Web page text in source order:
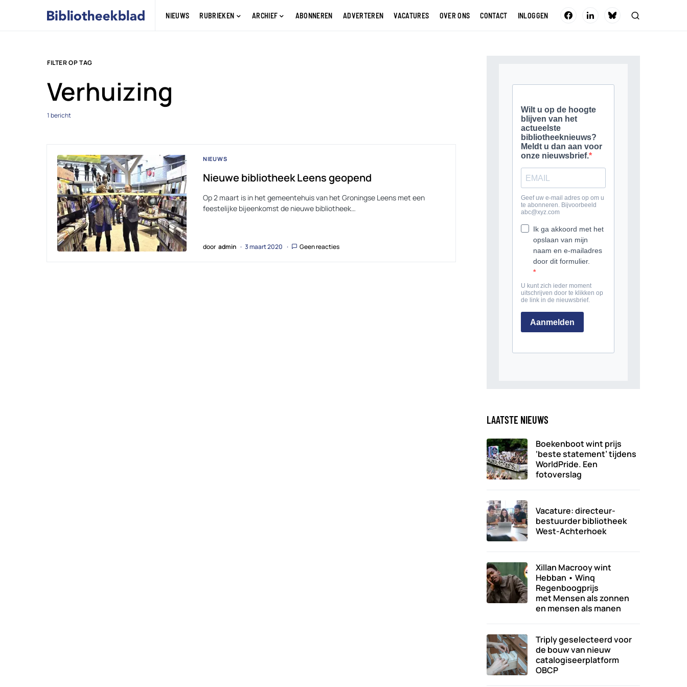
NIEUWS RUBRIEKEN ARCHIEF ABONNEREN ADVERTEREN VACATURES OVER ONS CONTACT INLOGGEN
FILTER OP TAG
Verhuizing
1 bericht
NIEUWS
Nieuwe bibliotheek Leens geopend
Op 2 maart is in het gemeentehuis van het Groningse Leens met een
feestelijke bijeenkomst de nieuwe bibliotheek…
door admin 3 maart 2020 Geen reacties
LAATSTE NIEUWS
Boekenboot wint prijs
‘beste statement’ tijdens
WorldPride. Een
fotoverslag
Vacature: directeur-
bestuurder bibliotheek
West-Achterhoek
Xillan Macrooy wint
Hebban • Winq
Regenboogprijs
met Mensen als zonnen
en mensen als manen
Triply geselecteerd voor
de bouw van nieuw
catalogiseerplatform
OBCP